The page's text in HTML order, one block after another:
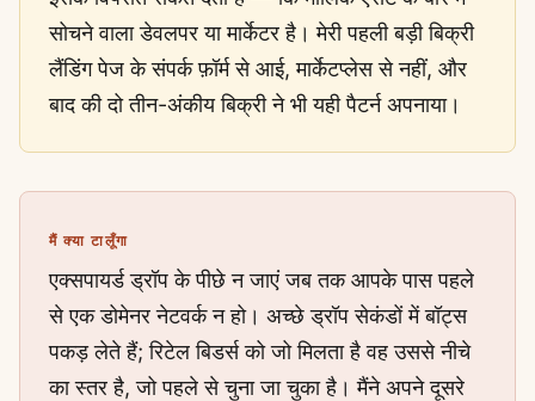
सोचने वाला डेवलपर या मार्केटर है। मेरी पहली बड़ी बिक्री
लैंडिंग पेज के संपर्क फ़ॉर्म से आई, मार्केटप्लेस से नहीं, और
बाद की दो तीन-अंकीय बिक्री ने भी यही पैटर्न अपनाया।
मैं क्या टालूँगा
एक्सपायर्ड ड्रॉप के पीछे न जाएं जब तक आपके पास पहले
से एक डोमेनर नेटवर्क न हो। अच्छे ड्रॉप सेकंडों में बॉट्स
पकड़ लेते हैं; रिटेल बिडर्स को जो मिलता है वह उससे नीचे
का स्तर है, जो पहले से चुना जा चुका है। मैंने अपने दूसरे